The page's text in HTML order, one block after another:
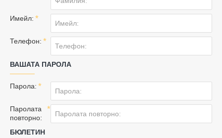
Имейл:
Телефон:
ВАШАТА ПАРОЛА
Вашата
парола
Парола:
Паролата
повторно:
БЮЛЕТИН